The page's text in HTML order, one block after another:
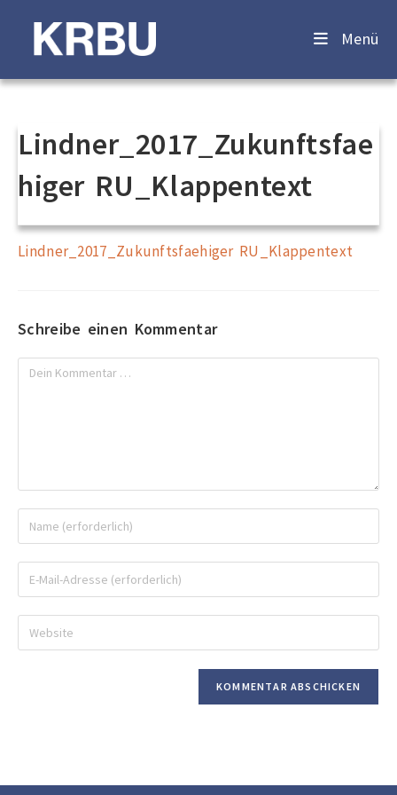
Menü
Lindner_2017_Zukunftsfae
higer RU_Klappentext
Lindner_2017_Zukunftsfaehiger RU_Klappentext
Schreibe einen Kommentar